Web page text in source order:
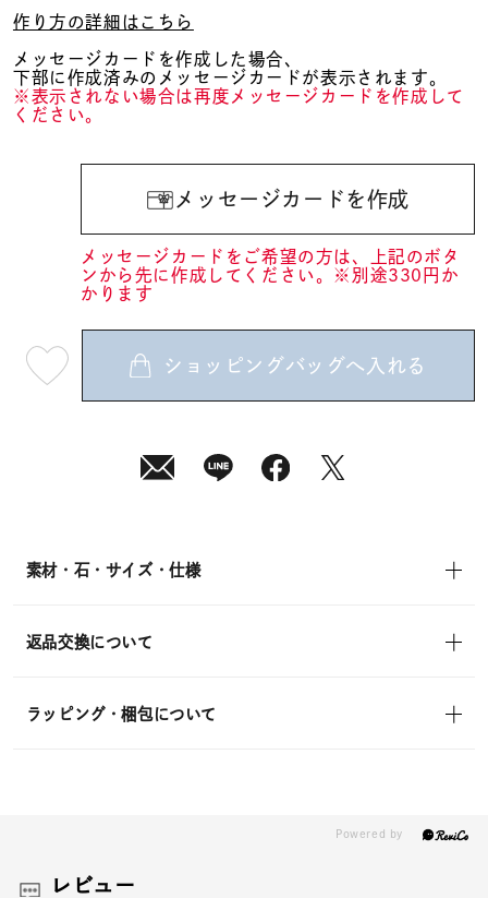
作り方の詳細はこちら
メッセージカードを作成した場合、
下部に作成済みのメッセージカードが表示されます。
※表示されない場合は再度メッセージカードを作成して
ください。
メッセージカードを作成
メッセージカードをご希望の方は、上記のボタ
ンから先に作成してください。※別途330円か
かります
08
ショッピングバッグへ入れる
素材・石・サイズ・仕様
返品交換について
ラッピング・梱包について
レビュー